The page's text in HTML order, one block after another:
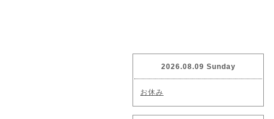
2026.08.09 Sunday
お休み